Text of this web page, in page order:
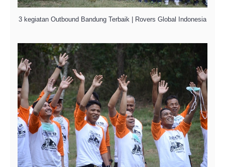
3 kegiatan Outbound Bandung Terbaik | Rovers Global Indonesia